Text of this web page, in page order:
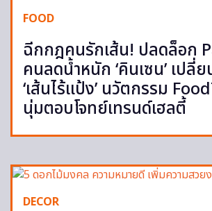
FOOD
ฉีกกฎคนรักเส้น! ปลดล็อก
คนลดน้ำหนัก ‘คินเซน’ เปลี่ย
‘เส้นไร้แป้ง’ นวัตกรรม
นุ่มตอบโจทย์เทรนด์เฮลตี้
DECOR